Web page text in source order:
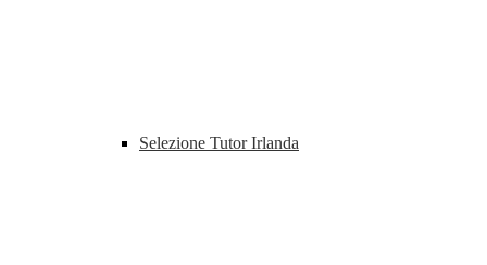
Selezione Tutor Irlanda